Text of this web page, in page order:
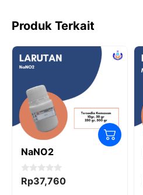
Produk Terkait
NaNO2
0
o
Rp37,760